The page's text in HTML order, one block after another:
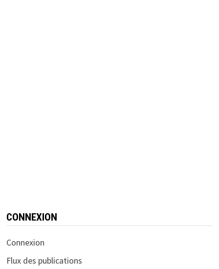
CONNEXION
Connexion
Flux des publications